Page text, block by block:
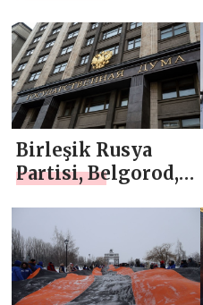
yaklaşık 500 aileye
hukuki ve hedefli
yardım sağladı
Birleşik Rusya
Partisi, Belgorod,
terörle mücadele
operasyonlarına
katılanlara sosyal